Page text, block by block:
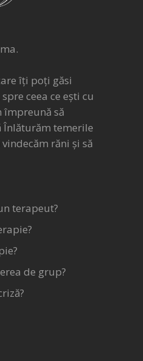
îți poți găsi
ceea ce ești cu
împreună să
Înlăturăm temerile
răni și să
terapeut?
de grup?